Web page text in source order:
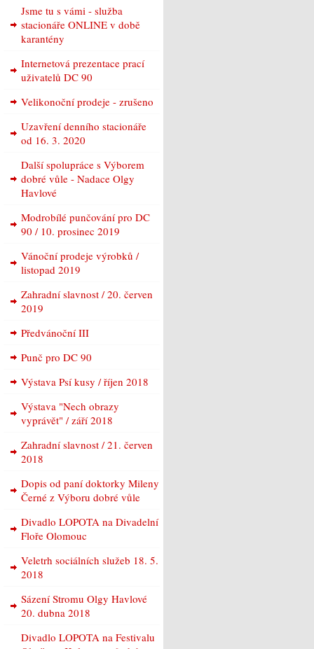
Jsme tu s vámi - služba
stacionáře ONLINE v době
karantény
Internetová prezentace prací
uživatelů DC 90
Velikonoční prodeje - zrušeno
Uzavření denního stacionáře
od 16. 3. 2020
Další spolupráce s Výborem
dobré vůle - Nadace Olgy
Havlové
Modrobílé punčování pro DC
90 / 10. prosinec 2019
Vánoční prodeje výrobků /
listopad 2019
Zahradní slavnost / 20. červen
2019
Předvánoční III
Punč pro DC 90
Výstava Psí kusy / říjen 2018
Výstava "Nech obrazy
vyprávět" / září 2018
Zahradní slavnost / 21. červen
2018
Dopis od paní doktorky Mileny
Černé z Výboru dobré vůle
Divadlo LOPOTA na Divadelní
Floře Olomouc
Veletrh sociálních služeb 18. 5.
2018
Sázení Stromu Olgy Havlové
20. dubna 2018
Divadlo LOPOTA na Festivalu